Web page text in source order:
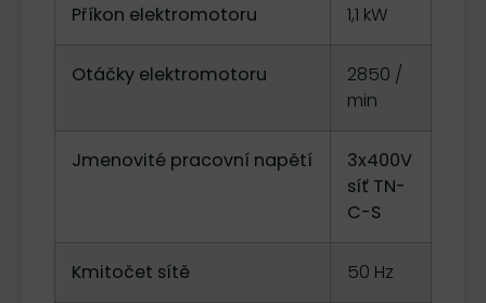
Příkon elektromotoru 1,1 kW
Otáčky elektromotoru
2850 /
min
Jmenovité pracovní napětí
3x400V
síť TN-
C-S
Kmitočet sítě 50 Hz